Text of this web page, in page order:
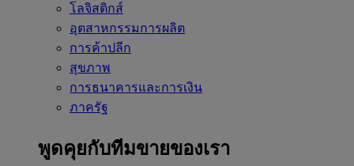
โลจิสติกส์
อุตสาหกรรมการผลิต
การค้าปลีก
สุขภาพ
การธนาคารและการเงิน
ภาครัฐ
พูดคุยกับทีมขายของเรา